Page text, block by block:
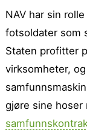
NAV har sin
fotsoldater som
Staten profitter
virksomheter,
gjøre sine hoser